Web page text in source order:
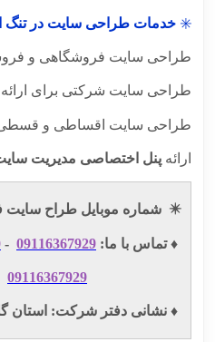
✳️ خدمات طراحی سایت در تنگ
طراحی سایت فروشگاهی و
طراحی سایت شرکتی برای
طراحی سایت اقساطی و قسطی
ارائه پنل اختصاصی مدیریت
✴️ شماره موبایل طراح سایت
♦️ تماس با ما: 09116367929
-
09116367929
♦️ نشانی دفتر شرکت: استان